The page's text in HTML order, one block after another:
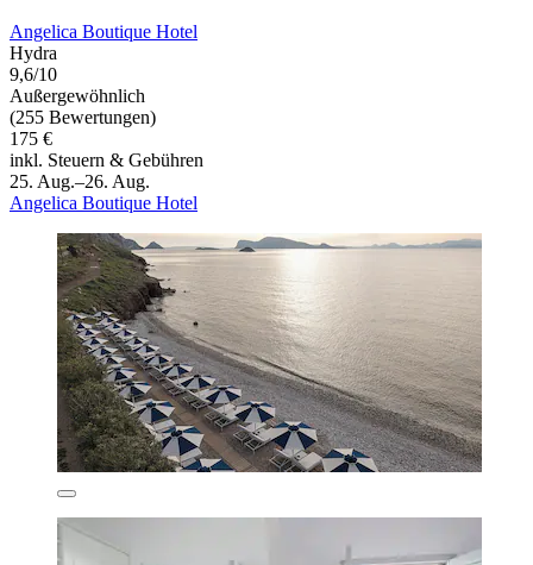
Angelica Boutique Hotel
Hydra
9,6/10
Außergewöhnlich
(255 Bewertungen)
175 €
inkl. Steuern & Gebühren
25. Aug.–26. Aug.
Angelica Boutique Hotel